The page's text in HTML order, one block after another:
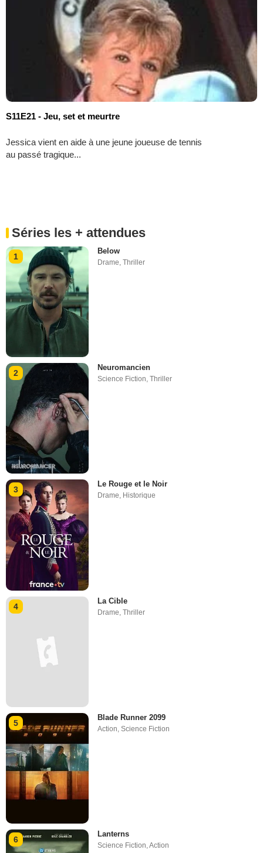
S11E21 - Jeu, set et meurtre
Jessica vient en aide à une jeune joueuse de tennis
au passé tragique...
Séries les + attendues
1
Below
Drame ,Thriller
2
Neuromancien
Science Fiction,Thriller
3
Le Rouge et le Noir
Drame, Historique
4
La Cible
Drame ,Thriller
5
Blade Runner 2099
Action,Science Fiction
6
Lanterns
Science Fiction,Action